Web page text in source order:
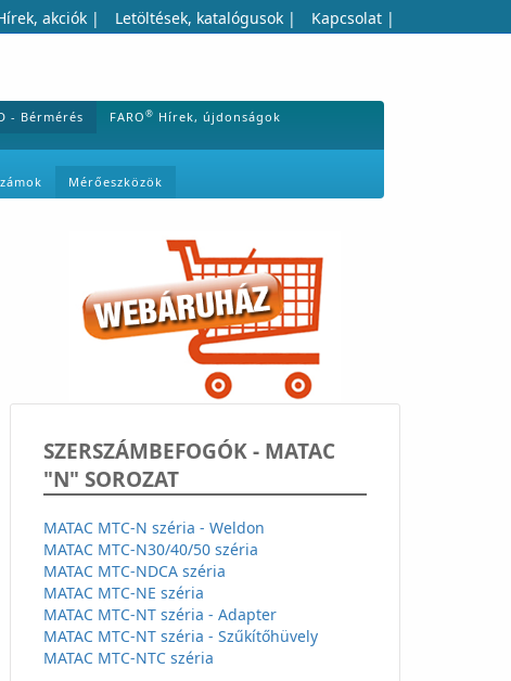
akciók | Letöltések, katalógusok | Kapcsolat |
- Bérmérés FARO® Hírek, újdonságok
Mérőeszközök
SZERSZÁMBEFOGÓK - MATAC
"N" SOROZAT
MATAC MTC-N széria - Weldon
MATAC MTC-N30/40/50 széria
MATAC MTC-NDCA széria
MATAC MTC-NE széria
MATAC MTC-NT széria - Adapter
MATAC MTC-NT széria - Szűkítőhüvely
MATAC MTC-NTC széria